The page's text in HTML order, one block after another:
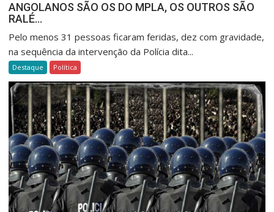
ANGOLANOS SÃO OS DO MPLA, OS OUTROS SÃO
RALÉ…
Pelo menos 31 pessoas ficaram feridas, dez com gravidade,
na sequência da intervenção da Polícia dita...
Destaque Política